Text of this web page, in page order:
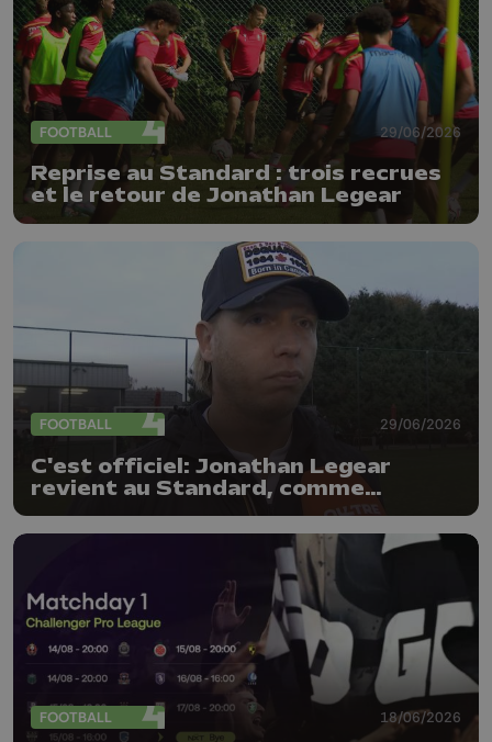
FOOTBALL 29/06/2026
Reprise au Standard : trois recrues
et le retour de Jonathan Legear
FOOTBALL 29/06/2026
C'est officiel: Jonathan Legear
revient au Standard, comme
entraîneur adjoint
FOOTBALL 18/06/2026